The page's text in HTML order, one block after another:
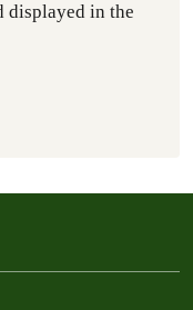
displayed in the